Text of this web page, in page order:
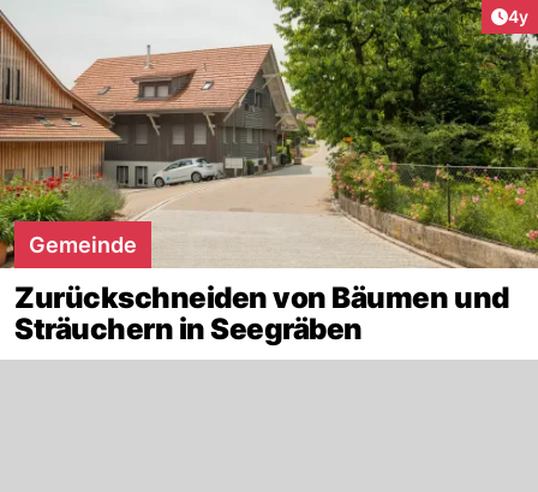
4y
Gemeinde
Zurückschneiden von Bäumen und
Sträuchern in Seegräben